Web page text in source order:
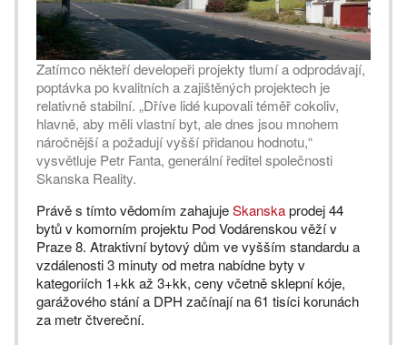
Zatímco někteří developeři projekty tlumí a odprodávají,
poptávka po kvalitních a zajištěných projektech je
relativně stabilní. „Dříve lidé kupovali téměř cokoliv,
hlavně, aby měli vlastní byt, ale dnes jsou mnohem
náročnější a požadují vyšší přidanou hodnotu,“
vysvětluje Petr Fanta, generální ředitel společnosti
Skanska Reality.
Právě s tímto vědomím zahajujeSkanskaprodej 44
bytů v komorním projektu Pod Vodárenskou věží v
Praze 8. Atraktivní bytový dům ve vyšším standardu a
vzdálenosti 3 minuty od metra nabídne byty v
kategoriích 1+kk až 3+kk, ceny včetně sklepní kóje,
garážového stání a DPH začínají na 61 tisíci korunách
za metr čtvereční.